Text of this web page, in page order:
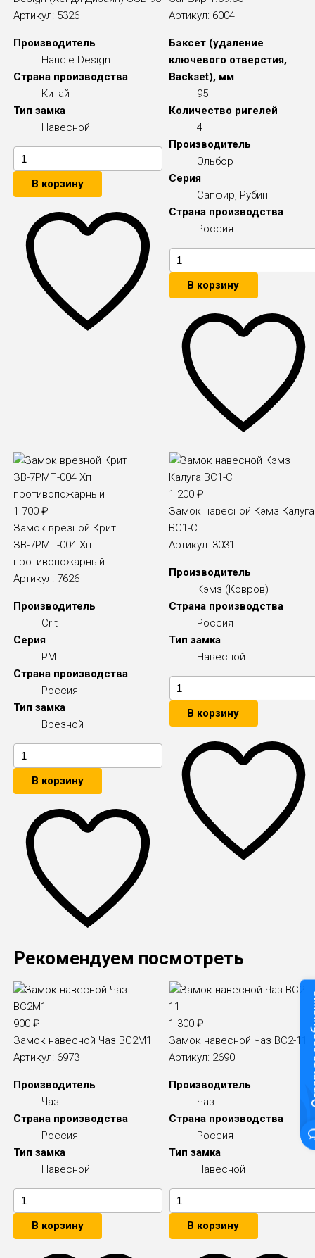
Артикул: 5326
Производитель
Handle Design
Страна производства
Китай
Тип замка
Навесной
В корзину
Артикул: 6004
Бэксет (удаление
ключевого отверстия,
Backset), мм
95
Количество ригелей
4
Производитель
Эльбор
Серия
Сапфир, Рубин
Страна производства
Россия
В корзину
1 700₽
Замок врезной Крит
ЗВ-7РМП-004 Хп
противопожарный
Артикул: 7626
Производитель
Crit
Серия
РМ
Страна производства
Россия
Тип замка
Врезной
В корзину
1 200₽
Замок навесной Кэмз Калуга
ВС1-С
Артикул: 3031
Производитель
Кэмз (Ковров)
Страна производства
Россия
Тип замка
Навесной
В корзину
Рекомендуем посмотреть
900₽
Замок навесной Чаз ВС2М1
Артикул: 6973
Производитель
Чаз
Страна производства
Россия
Тип замка
Навесной
В корзину
1 300₽
Замок навесной Чаз ВС2-11
Артикул: 2690
Производитель
Чаз
Страна производства
Россия
Тип замка
Навесной
В корзину